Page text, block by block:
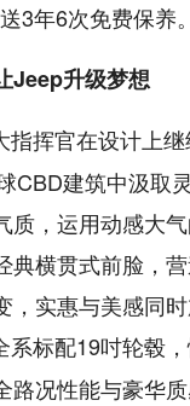
3年6次免费保养。
Jeep升级梦想
指挥官在设计上
CBD建筑中汲取
质，运用动感大
典横贯式前脸，
，实惠与美感同
系标配19吋轮毂
路况性能与豪华